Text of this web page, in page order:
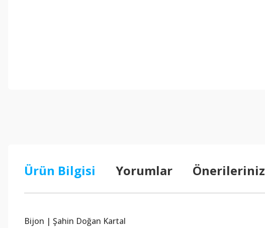
Ürün Bilgisi Yorumlar Önerileriniz
Bijon | Şahin Doğan Kartal